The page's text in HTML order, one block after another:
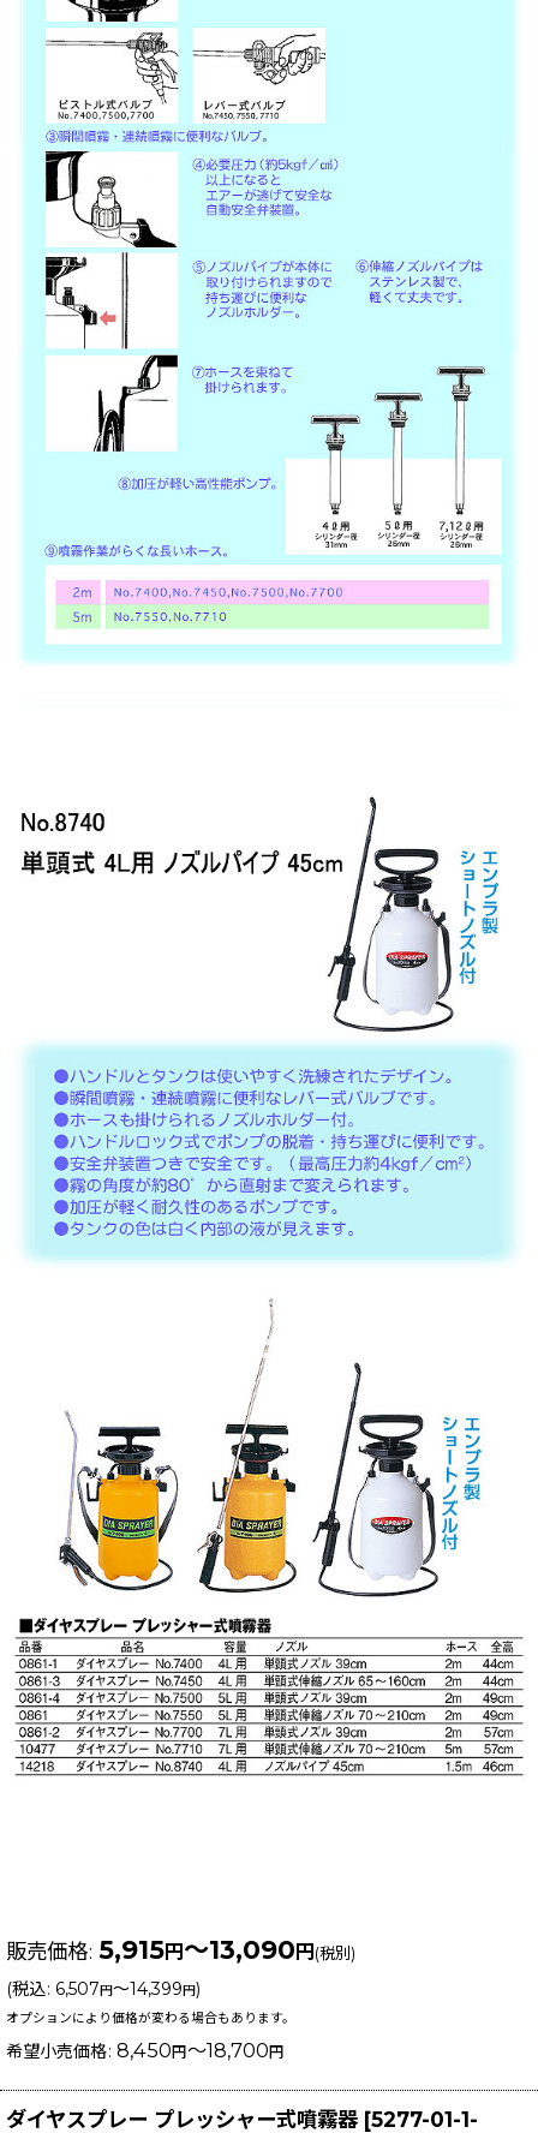
販売価格: 5,915円～13,090円(税別)
(税込: 6,507円～14,399円)
オプションにより価格が変わる場合もあります。
希望小売価格: 8,450円～18,700円
ダイヤスプレー プレッシャー式噴霧器 [5277-01-1-